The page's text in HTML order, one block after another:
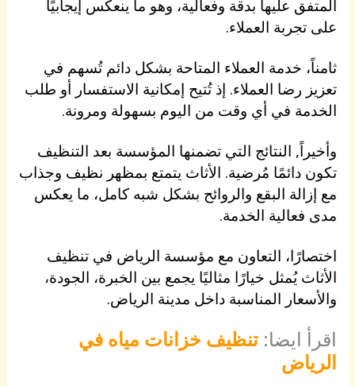
المتفق عليها بدقة وفعالية، وهو ما ينعكس إيجابيًا
على تجربة العملاء.
ثامناً، خدمة العملاء المتاحة بشكل دائم تُسهم في
تعزيز رضا العملاء. إذ تُتيح إمكانية الاستفسار أو طلب
الخدمة في أي وقت من اليوم بسهولة ومرونة.
وأخيراً, النتائج التي تضمنها المؤسسة بعد التنظيف
تكون دائمًا مُرضية. الأثاث يتمتع بمظهر نظيف وجذاب
مع إزالة البقع والروائح بشكل شبه كامل، ما يعكس
مدى فعالية الخدمة.
اختصارًا، التعاون مع مؤسسة الرياض في تنظيف
الأثاث يُمثل خيارًا مثاليًا يجمع بين الخبرة، الجودة،
والأسعار المناسبة داخل مدينة الرياض.
اقرأ ايضا:تنظيف خزانات مياه في
الرياض